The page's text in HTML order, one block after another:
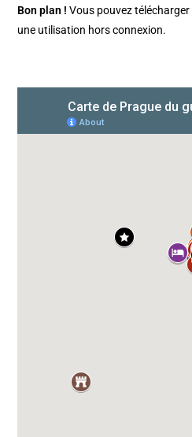
Bon plan ! Vous pouvez
une utilisation hors connexion.